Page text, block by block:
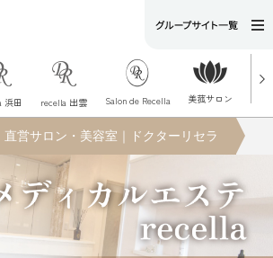
浜田 recella 出雲 Salon de Recella 美菰サロン
直営サロン・美容室｜ドクターリセラ